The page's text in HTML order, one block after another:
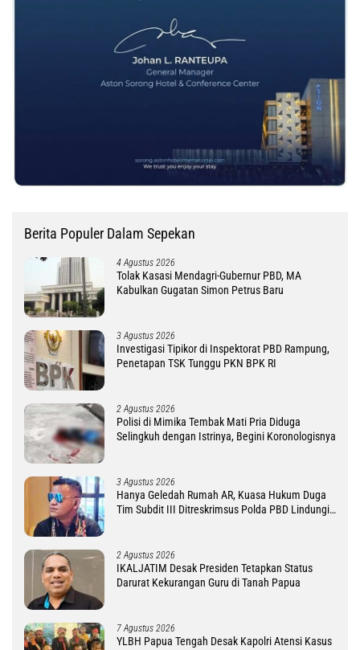
Berita Populer Dalam Sepekan
4 Agustus 2026
Tolak Kasasi Mendagri-Gubernur PBD, MA
Kabulkan Gugatan Simon Petrus Baru
3 Agustus 2026
Investigasi Tipikor di Inspektorat PBD Rampung,
Penetapan TSK Tunggu PKN BPK RI
2 Agustus 2026
Polisi di Mimika Tembak Mati Pria Diduga
Selingkuh dengan Istrinya, Begini Koronologisnya
3 Agustus 2026
Hanya Geledah Rumah AR, Kuasa Hukum Duga
Tim Subdit III Ditreskrimsus Polda PBD Lindungi
2 Agustus 2026
IKALJATIM Desak Presiden Tetapkan Status
Darurat Kekurangan Guru di Tanah Papua
7 Agustus 2026
YLBH Papua Tengah Desak Kapolri Atensi Kasus